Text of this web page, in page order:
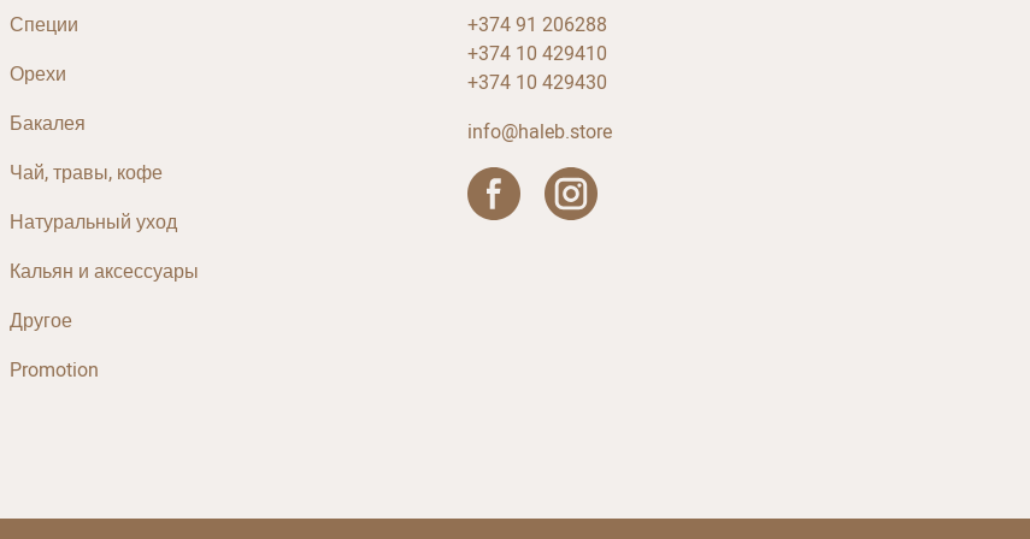
Специи
Орехи
Бакалея
Чай, травы, кофе
Натуральный уход
Кальян и аксессуары
Другое
Promotion
+374 91 206288
+374 10 429410
+374 10 429430
info@haleb.store